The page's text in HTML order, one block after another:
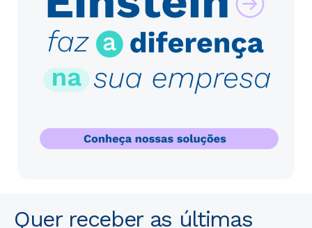
Quer receber as últimas